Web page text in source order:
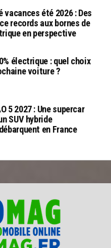
vacances été 2026 : Des
records aux bornes de
en perspective
électrique : quel choix
voiture ?
5 2027 : Une supercar
SUV hybride
en France